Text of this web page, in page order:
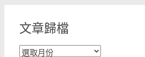
文章歸檔
文